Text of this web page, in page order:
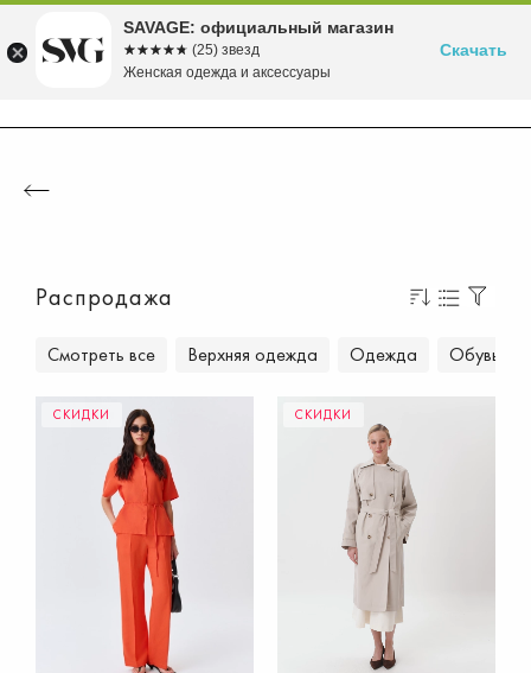
Время скидок! до -70% на летние хиты!
Вступайте в клуб лояльности SAVAGE
Бесплатная доставка в ПВЗ от 5000 рублей
Собираемся в морской круиз>>
Осень'26 уже в продаже!>>
Распродажа
Смотреть все Верхняя одежда Одежда Обувь
СКИДКИ СКИДКИ
SAVAGE: официальный магазин
☆☆☆☆☆
★★★★★ (25) звезд
Женская одежда и аксессуары
Скачать